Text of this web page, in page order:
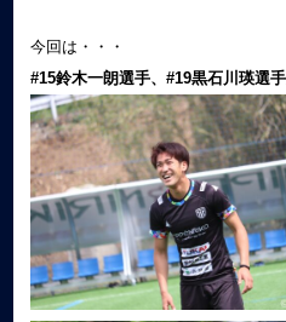
今回は・・・
#15鈴木一朗選手、#19黒石川瑛選